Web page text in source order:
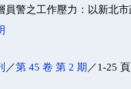
員警之工作壓力：以新北
／第 45 卷 第 2 期 ／1-25 頁